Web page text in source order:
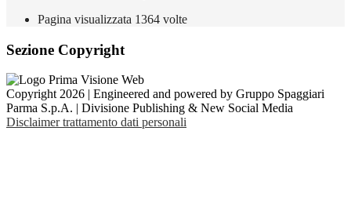
Pagina visualizzata 1364 volte
Sezione Copyright
Copyright 2026 | Engineered and powered by Gruppo Spaggiari
Parma S.p.A. | Divisione Publishing & New Social Media
Disclaimer trattamento dati personali